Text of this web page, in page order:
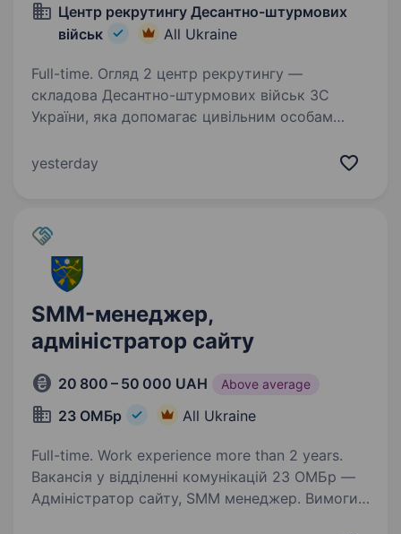
Центр рекрутингу Десантно-штурмових
військ
All Ukraine
Full-time. Огляд 2 центр рекрутингу —
складова Десантно-штурмових військ ЗС
України, яка допомагає цивільним особам
складається з досвідчених менеджерів, які
yesterday
SMM-менеджер,
адміністратор сайту
20 800 – 50 000 UAH Above average
23 ОМБр All Ukraine
Full-time. Work experience more than 2 years.
Вакансія у відділенні комунікацій 23 ОМБр —
Адміністратор сайту, SMM менеджер. Вимоги